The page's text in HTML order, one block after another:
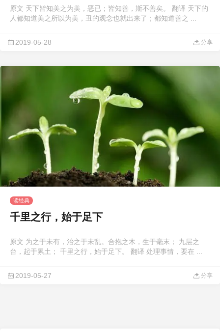
原文 天下皆知美之为美，恶已；皆知善，斯不善矣。 翻译 天下的
人都知道美之所以为美，丑的观念也就出来了；都知道善之 ...
2019-05-28 分享
读经典
千里之行，始于足下
原文 为之于未有，治之于未乱。合抱之木，生于毫末； 九层之
台，起于累土； 千里之行，始于足下。 翻译 处理事情，要在 ...
2019-05-27 分享